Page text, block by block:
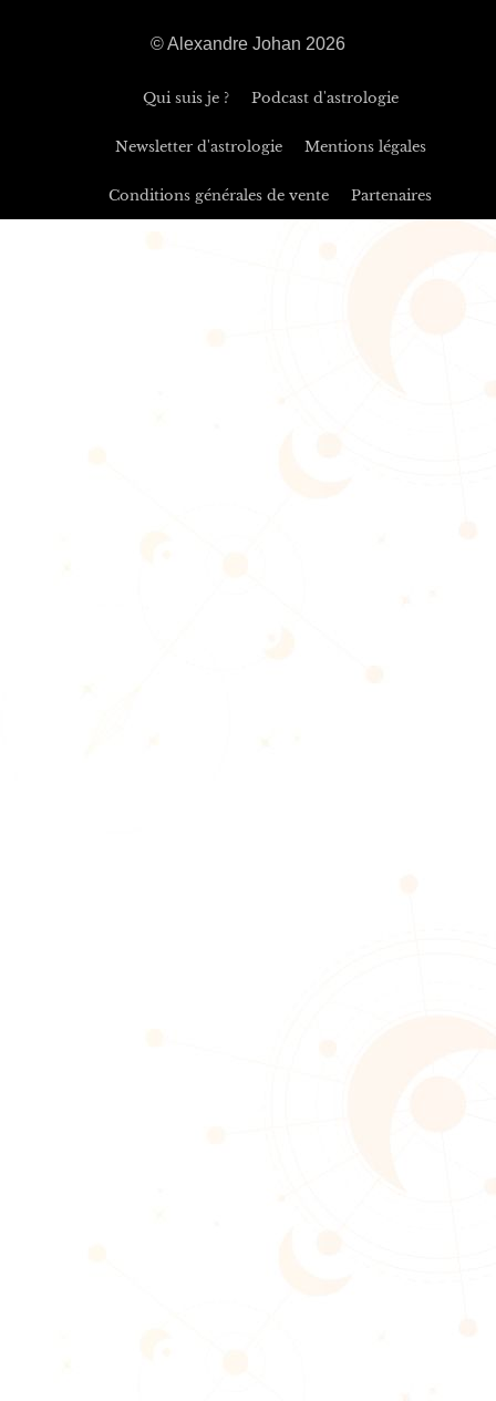
© Alexandre Johan 2026
Qui suis je ? Podcast d'astrologie
Newsletter d'astrologie Mentions légales
Conditions générales de vente Partenaires